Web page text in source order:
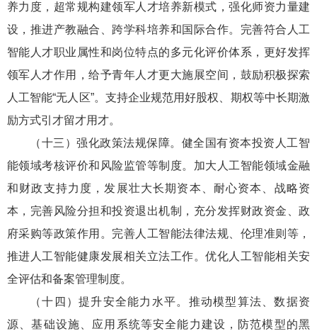
养力度，超常规构建领军人才培养新模式，强化师资力量建
设，推进产教融合、跨学科培养和国际合作。完善符合人工
智能人才职业属性和岗位特点的多元化评价体系，更好发挥
领军人才作用，给予青年人才更大施展空间，鼓励积极探索
人工智能“无人区”。支持企业规范用好股权、期权等中长期激
励方式引才留才用才。
（十三）强化政策法规保障。健全国有资本投资人工智
能领域考核评价和风险监管等制度。加大人工智能领域金融
和财政支持力度，发展壮大长期资本、耐心资本、战略资
本，完善风险分担和投资退出机制，充分发挥财政资金、政
府采购等政策作用。完善人工智能法律法规、伦理准则等，
推进人工智能健康发展相关立法工作。优化人工智能相关安
全评估和备案管理制度。
（十四）提升安全能力水平。推动模型算法、数据资
源、基础设施、应用系统等安全能力建设，防范模型的黑